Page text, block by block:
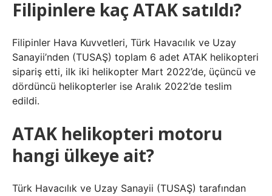
Filipinlere kaç ATAK satıldı?
Filipinler Hava Kuvvetleri, Türk Havacılık ve Uzay
Sanayii’nden (TUSAŞ) toplam 6 adet ATAK helikopteri
sipariş etti, ilk iki helikopter Mart 2022’de, üçüncü ve
dördüncü helikopterler ise Aralık 2022’de teslim
edildi.
ATAK helikopteri motoru
hangi ülkeye ait?
Türk Havacılık ve Uzay Sanayii (TUSAŞ) tarafından